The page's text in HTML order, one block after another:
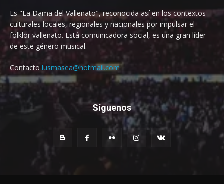
Es "La Dama del Vallenato", reconocida así en los contextos
culturales locales, regionales y nacionales por impulsar el
folklor vallenato. Está comunicadora social, es una gran líder
de este género musical.
Contacto lusmasea@hotmail.com
Síguenos